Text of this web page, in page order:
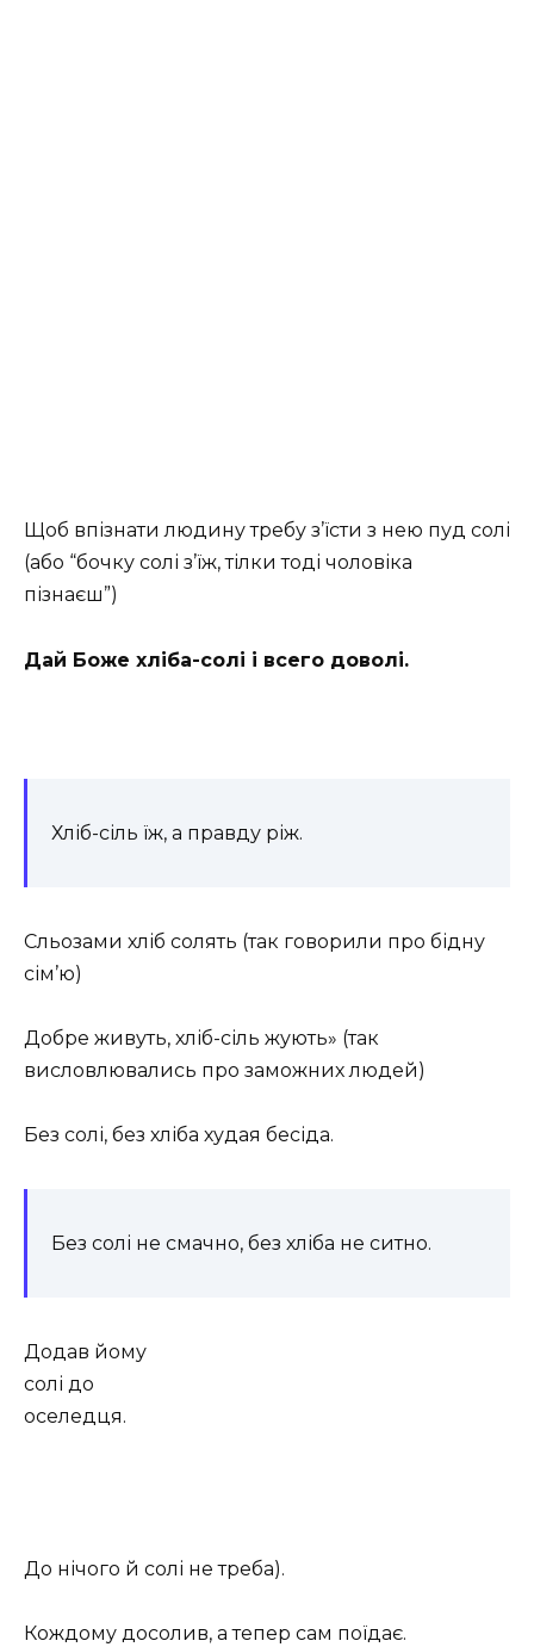
Щоб впізнати людину требу з’їсти з нею пуд солі
(або “бочку солі з’їж, тілки тоді чоловіка
пізнаєш”)
Дай Боже хліба-солі і всего доволі.
Хліб-сіль їж, а правду ріж.
Сльозами хліб солять (так говорили про бідну
сім’ю)
Добре живуть, хліб-сіль жують» (так
висловлювались про заможних людей)
Без солі, без хліба худая бесіда.
Без солі не смачно, без хліба не ситно.
Додав йому
солі до
оселедця.
До нічого й солі не треба).
Кождому досолив, а тепер сам поїдає.